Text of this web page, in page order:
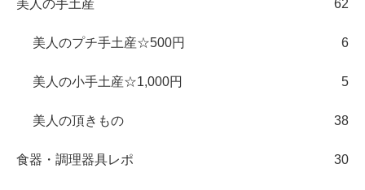
美人の手土産 62
美人のプチ手土産☆500円 6
美人の小手土産☆1,000円 5
美人の頂きもの 38
食器・調理器具レポ 30